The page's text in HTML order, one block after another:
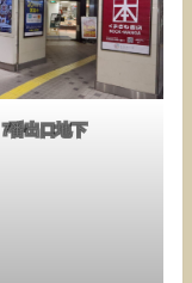
7番出口地下